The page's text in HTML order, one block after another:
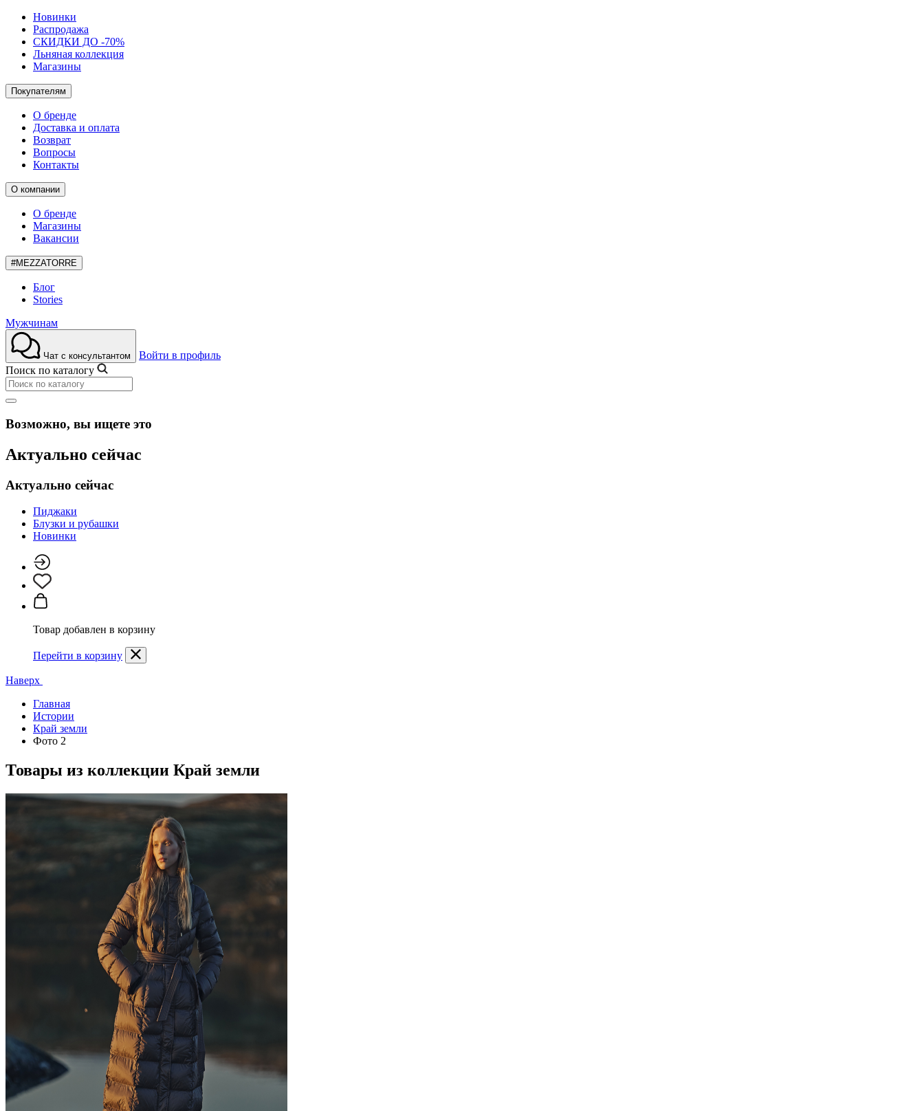
Новинки
Распродажа
СКИДКИ ДО -70%
Льняная коллекция
Магазины
Покупателям
О бренде
Доставка и оплата
Возврат
Вопросы
Контакты
О компании
О бренде
Магазины
Вакансии
#MEZZATORRE
Блог
Stories
Мужчинам
Чат с консультантом
Войти в профиль
Поиск по каталогу
Возможно, вы ищете это
Актуально сейчас
Актуально сейчас
Пиджаки
Блузки и рубашки
Новинки
Товар добавлен в корзину
Перейти в корзину
Наверх
Главная
Истории
Край земли
Фото 2
Товары из коллекции Край земли